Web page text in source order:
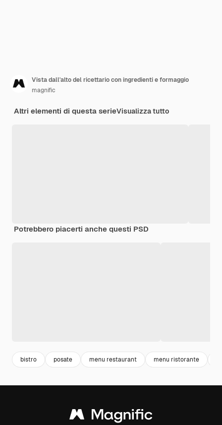
Vista dall'alto del ricettario con ingredienti e formaggio
magnific
Altri elementi di questa serieVisualizza tutto
Potrebbero piacerti anche questi PSD
bistro posate menu restaurant menu ristorante